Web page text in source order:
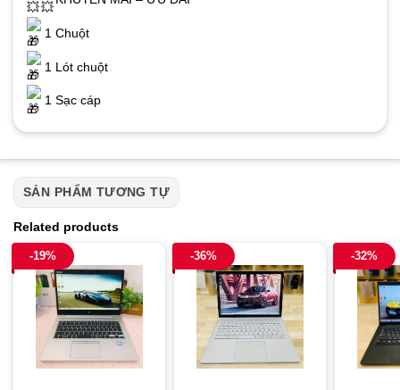
1 Chuột
1 Lót chuột
1 Sạc cáp
SẢN PHẨM TƯƠNG TỰ
Related products
-19% -36% -32%